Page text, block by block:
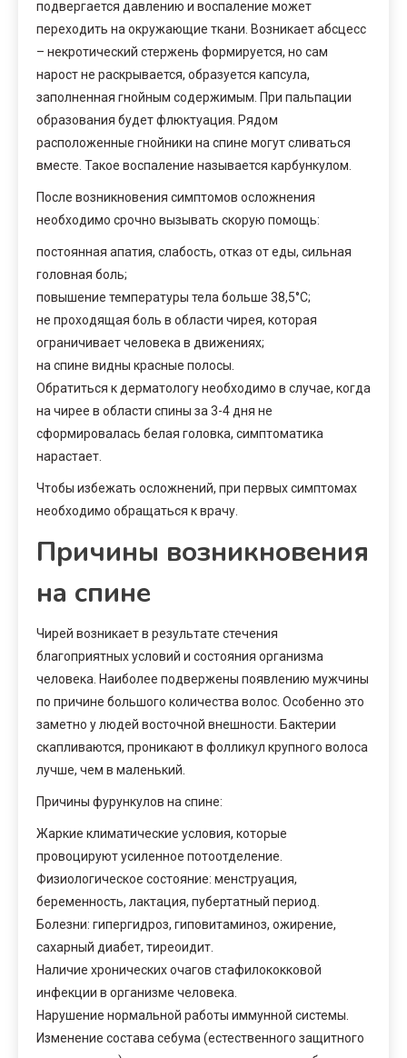
подвергается давлению и воспаление может
переходить на окружающие ткани. Возникает абсцесс
– некротический стержень формируется, но сам
нарост не раскрывается, образуется капсула,
заполненная гнойным содержимым. При пальпации
образования будет флюктуация. Рядом
расположенные гнойники на спине могут сливаться
вместе. Такое воспаление называется карбункулом.
После возникновения симптомов осложнения
необходимо срочно вызывать скорую помощь:
постоянная апатия, слабость, отказ от еды, сильная
головная боль;
повышение температуры тела больше 38,5°С;
не проходящая боль в области чирея, которая
ограничивает человека в движениях;
на спине видны красные полосы.
Обратиться к дерматологу необходимо в случае, когда
на чирее в области спины за 3-4 дня не
сформировалась белая головка, симптоматика
нарастает.
Чтобы избежать осложнений, при первых симптомах
необходимо обращаться к врачу.
Причины возникновения
на спине
Чирей возникает в результате стечения
благоприятных условий и состояния организма
человека. Наиболее подвержены появлению мужчины
по причине большого количества волос. Особенно это
заметно у людей восточной внешности. Бактерии
скапливаются, проникают в фолликул крупного волоса
лучше, чем в маленький.
Причины фурункулов на спине:
Жаркие климатические условия, которые
провоцируют усиленное потоотделение.
Физиологическое состояние: менструация,
беременность, лактация, пубертатный период.
Болезни: гипергидроз, гиповитаминоз, ожирение,
сахарный диабет, тиреоидит.
Наличие хронических очагов стафилококковой
инфекции в организме человека.
Нарушение нормальной работы иммунной системы.
Изменение состава себума (естественного защитного